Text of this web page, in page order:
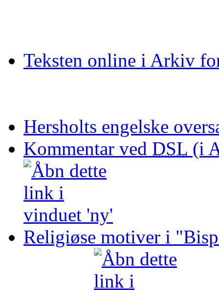
Teksten online i Arkiv
Hersholts engelske
Kommentar ved DSL (i
Religiøse motiver i